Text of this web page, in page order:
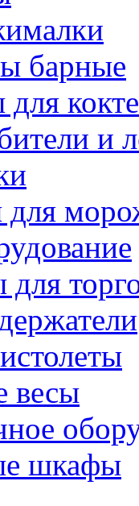
барные
и
для
весы
шкафы